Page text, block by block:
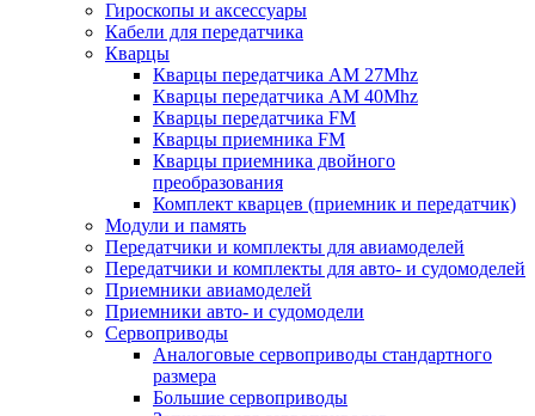
Гироскопы и аксессуары
Кабели для передатчика
Кварцы
Кварцы передатчика AM 27Mhz
Кварцы передатчика AM 40Mhz
Кварцы передатчика FM
Кварцы приемника FM
Кварцы приемника двойного
преобразования
Комплект кварцев (приемник и передатчик)
Модули и память
Передатчики и комплекты для авиамоделей
Передатчики и комплекты для авто- и судомоделей
Приемники авиамоделей
Приемники авто- и судомодели
Сервоприводы
Аналоговые сервоприводы стандартного
размера
Большие сервоприводы